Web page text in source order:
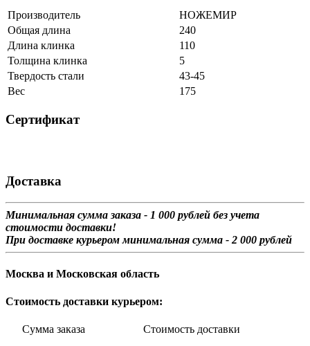
Производитель
НОЖЕМИР
Общая длина
240
Длина клинка
110
Толщина клинка
5
Твердость стали
43-45
Вес
175
Сертификат
Доставка
Минимальная сумма заказа - 1 000 рублей без учета
стоимости доставки!
При доставке курьером минимальная сумма - 2 000 рублей
Москва и Московская область
Стоимость доставки курьером:
Сумма заказа Стоимость доставки